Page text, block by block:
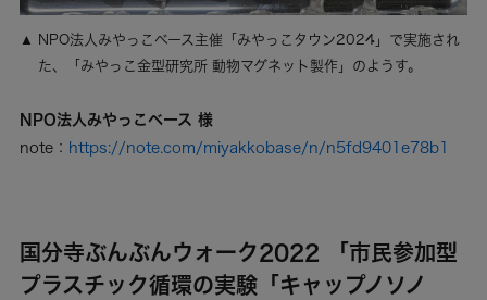
NPO法人みやっこベース主催「みやっこタウン2024」で実施され
た、「みやっこ金型研究所 動物マグネット製作」のようす。
NPO法人みやっこベース 様
note： https://note.com/miyakkobase/n/n5fd9401e78b1
国分寺ぶんぶんウォーク2022 「市民参加型
プラスチック循環の実験「キャップノソノ